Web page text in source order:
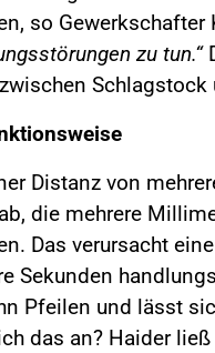
so Gewerkschafter
zu tun.“
Distanz von
die mehrere
Das verursacht
Sekunden
Pfeilen und lässt
das an? Haider